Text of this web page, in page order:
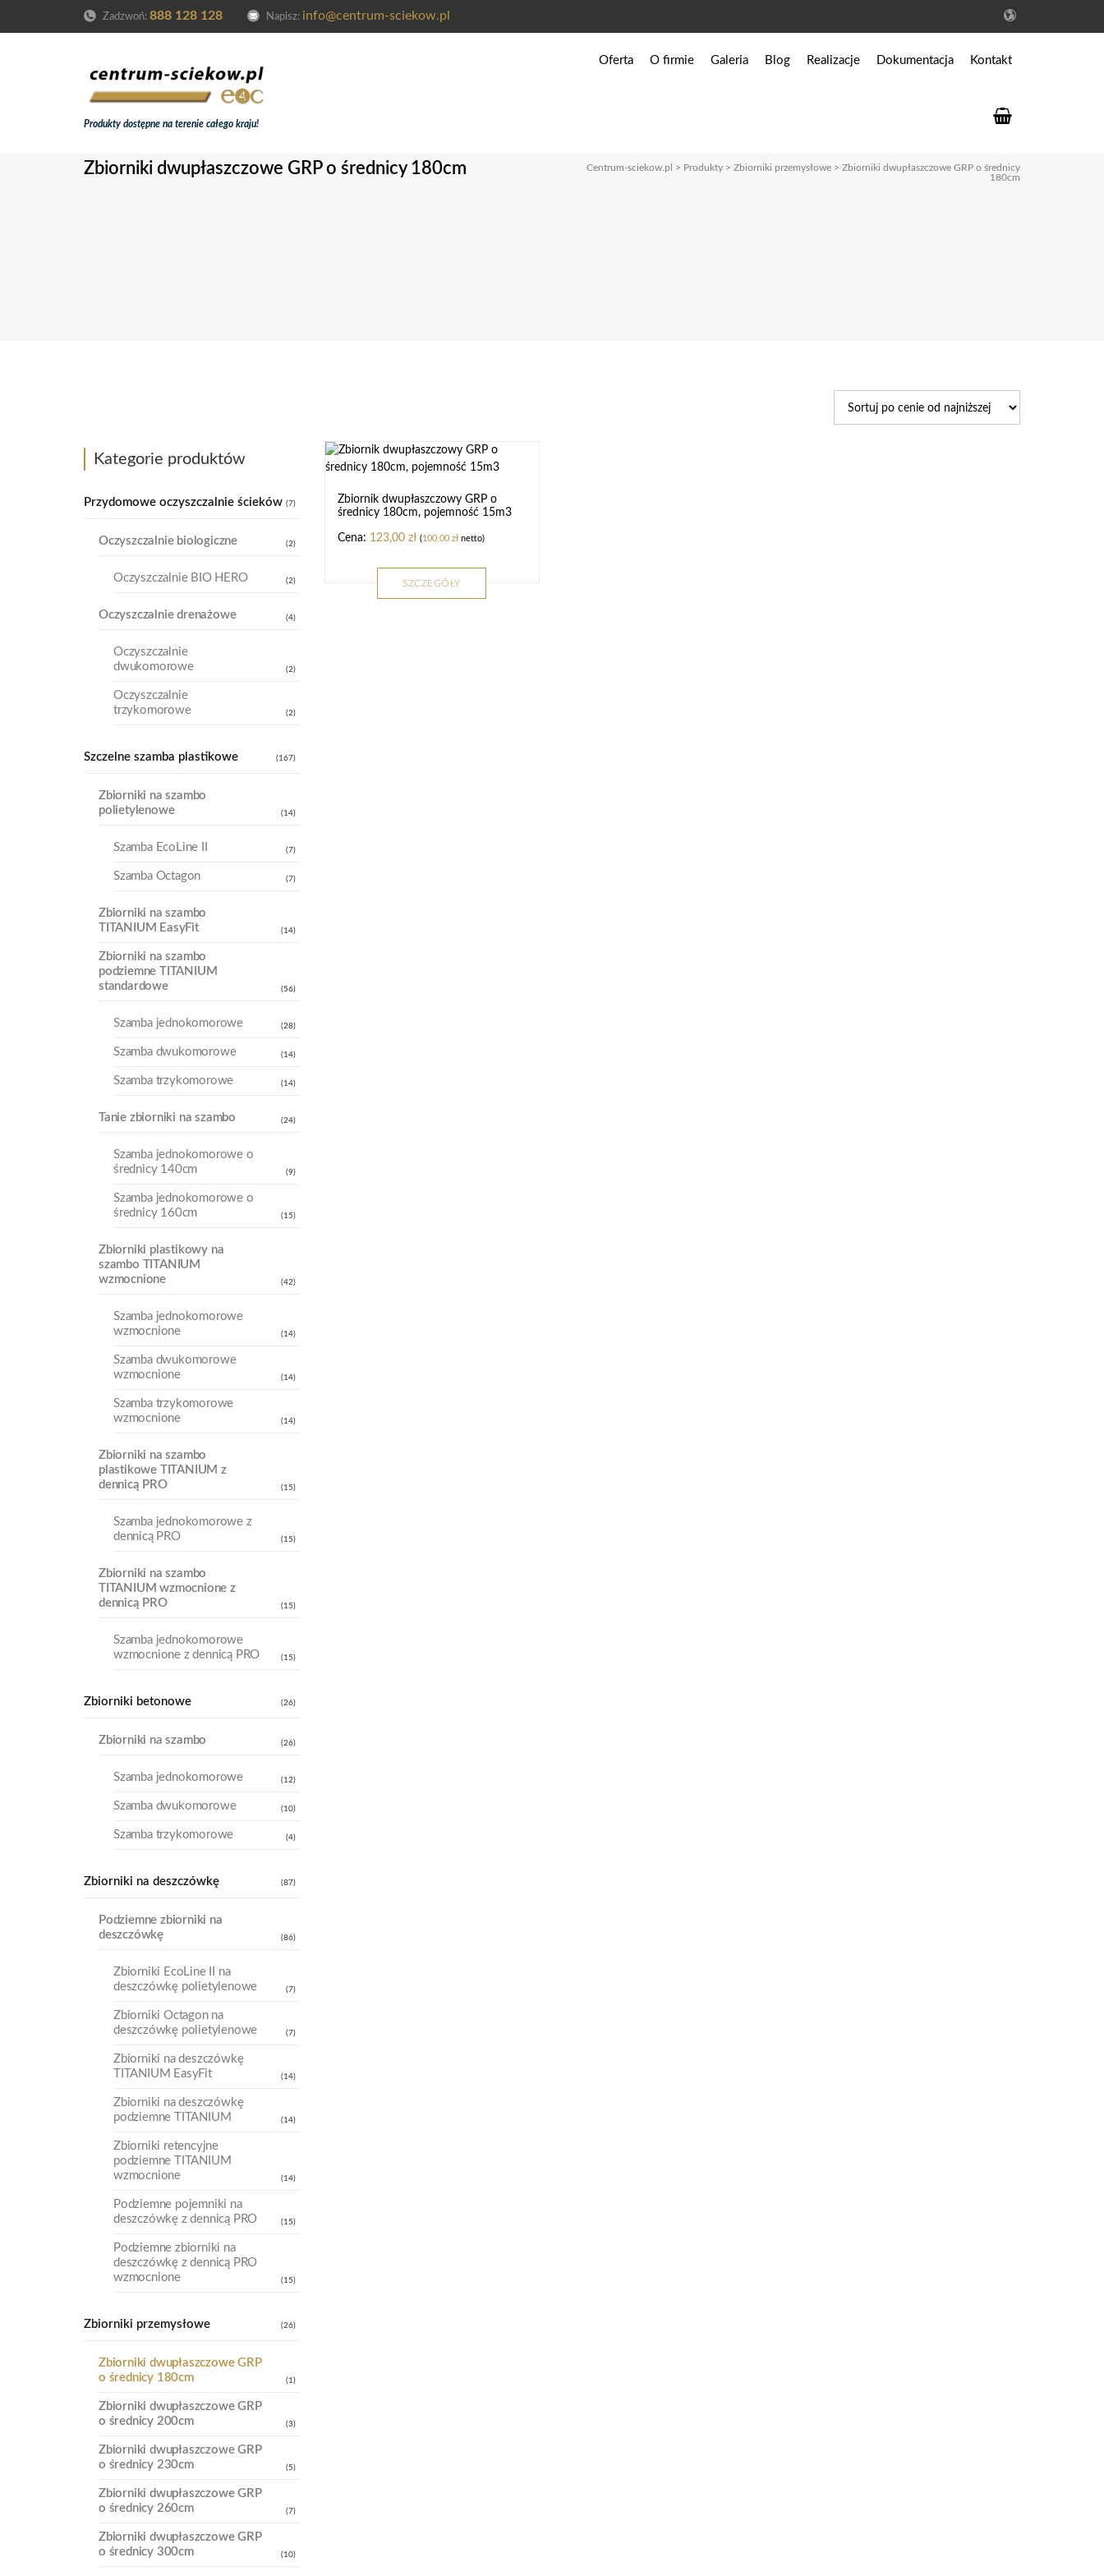
Zadzwoń: 888 128 128 Napisz: info@centrum-sciekow.pl
Oferta O firmie Galeria Blog Realizacje Dokumentacja Kontakt
Produkty dostępne na terenie całego kraju!
Zbiorniki dwupłaszczowe GRP o średnicy 180cm Centrum-sciekow.pl > Produkty > Zbiorniki przemysłowe > Zbiorniki dwupłaszczowe GRP o średnicy
180cm
Zbiornik dwupłaszczowy GRP o
średnicy 180cm, pojemność 15m3
123,00 zł (100,00 złnetto)
SZCZEGÓŁY
Kategorie produktów
Przydomowe oczyszczalnie ścieków (7)
Oczyszczalnie biologiczne (2)
Oczyszczalnie BIO HERO (2)
Oczyszczalnie drenażowe (4)
Oczyszczalnie
dwukomorowe
(2)
Oczyszczalnie
trzykomorowe
(2)
Szczelne szamba plastikowe (167)
Zbiorniki na szambo
polietylenowe
(14)
Szamba EcoLine II (7)
Szamba Octagon (7)
Zbiorniki na szambo
TITANIUM EasyFit
(14)
Zbiorniki na szambo
podziemne TITANIUM
standardowe
(56)
Szamba jednokomorowe (28)
Szamba dwukomorowe (14)
Szamba trzykomorowe (14)
Tanie zbiorniki na szambo (24)
Szamba jednokomorowe o
średnicy 140cm
(9)
Szamba jednokomorowe o
średnicy 160cm
(15)
Zbiorniki plastikowy na
szambo TITANIUM
wzmocnione
(42)
Szamba jednokomorowe
wzmocnione
(14)
Szamba dwukomorowe
wzmocnione
(14)
Szamba trzykomorowe
wzmocnione
(14)
Zbiorniki na szambo
plastikowe TITANIUM z
dennicą PRO
(15)
Szamba jednokomorowe z
dennicą PRO
(15)
Zbiorniki na szambo
TITANIUM wzmocnione z
dennicą PRO
(15)
Szamba jednokomorowe
wzmocnione z dennicą PRO
(15)
Zbiorniki betonowe (26)
Zbiorniki na szambo (26)
Szamba jednokomorowe (12)
Szamba dwukomorowe (10)
Szamba trzykomorowe (4)
Zbiorniki na deszczówkę (87)
Podziemne zbiorniki na
deszczówkę
(86)
Zbiorniki EcoLine II na
deszczówkę polietylenowe
(7)
Zbiorniki Octagon na
deszczówkę polietylenowe
(7)
Zbiorniki na deszczówkę
TITANIUM EasyFit
(14)
Zbiorniki na deszczówkę
podziemne TITANIUM
(14)
Zbiorniki retencyjne
podziemne TITANIUM
wzmocnione
(14)
Podziemne pojemniki na
deszczówkę z dennicą PRO
(15)
Podziemne zbiorniki na
deszczówkę z dennicą PRO
wzmocnione
(15)
Zbiorniki przemysłowe (26)
Zbiorniki dwupłaszczowe GRP
o średnicy 180cm
(1)
Zbiorniki dwupłaszczowe GRP
o średnicy 200cm
(3)
Zbiorniki dwupłaszczowe GRP
o średnicy 230cm
(5)
Zbiorniki dwupłaszczowe GRP
o średnicy 260cm
(7)
Zbiorniki dwupłaszczowe GRP
o średnicy 300cm
(10)